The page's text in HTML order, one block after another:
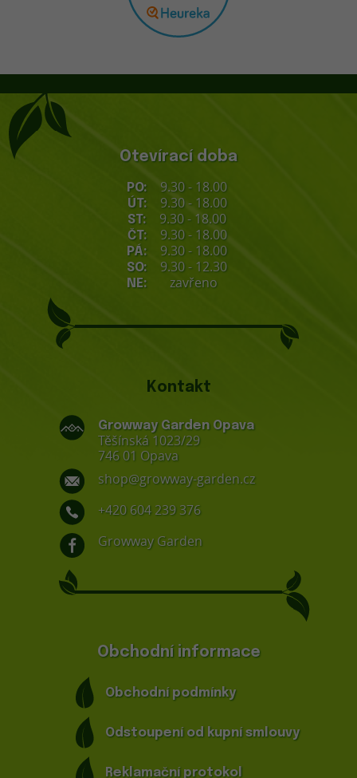
Otevírací doba
PO: 9.30 - 18.00
ÚT: 9.30 - 18.00
ST: 9.30 - 18.00
ČT: 9.30 - 18.00
PÁ: 9.30 - 18.00
SO: 9.30 - 12.30
NE: zavřeno
Kontakt
Growway Garden Opava
Těšínská 1023/29
746 01 Opava
shop@growway-garden.cz
+420 604 239 376
Growway Garden
Obchodní informace
Obchodní podmínky
Odstoupení od kupní smlouvy
Reklamační protokol